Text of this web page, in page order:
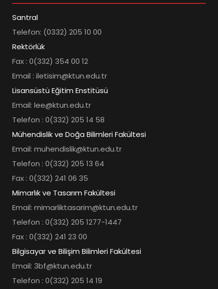
Santral
Telefon: (0332) 205 10 00
Rektörlük
Fax : 0(332) 354 00 12
Email : iletisim@ktun.edu.tr
Lisansüstü Eğitim Enstitüsü
Email: lee@ktun.edu.tr
Telefon : 0(332) 205 14 58
Mühendislik ve Doğa Bilimleri Fakültesi
Email: muhendislik@ktun.edu.tr
Telefon : 0(332) 205 13 64
Fax : 0(332) 241 06 35
Mimarlık ve Tasarım Fakültesi
Email: mimarliktasarim@ktun.edu.tr
Telefon : 0(332) 205 1277-1447
Fax : 0(332) 241 23 00
Bilgisayar ve Bilişim Bilimleri Fakültesi
Email: 3bf@ktun.edu.tr
Telefon : 0(332) 205 14 19